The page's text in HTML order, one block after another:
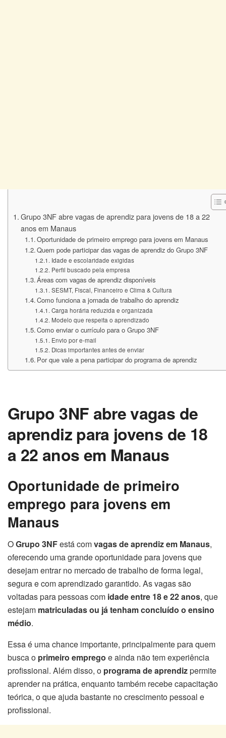
Grupo 3NF abre vagas de aprendiz para jovens de 18 a 22
anos em Manaus
Oportunidade de primeiro emprego para jovens em Manaus
Quem pode participar das vagas de aprendiz do Grupo 3NF
Idade e escolaridade exigidas
Perfil buscado pela empresa
Áreas com vagas de aprendiz disponíveis
SESMT, Fiscal, Financeiro e Clima & Cultura
Como funciona a jornada de trabalho do aprendiz
Carga horária reduzida e organizada
Modelo que respeita o aprendizado
Como enviar o currículo para o Grupo 3NF
Envio por e-mail
Dicas importantes antes de enviar
Por que vale a pena participar do programa de aprendiz
Grupo 3NF abre vagas de
aprendiz para jovens de 18
a 22 anos em Manaus
Oportunidade de primeiro
emprego para jovens em
Manaus
OGrupo 3NFestá comvagas de aprendiz em Manaus,
oferecendo uma grande oportunidade para jovens que
desejam entrar no mercado de trabalho de forma legal,
segura e com aprendizado garantido. As vagas são
voltadas para pessoas com idade entre 18 e 22 anos, que
estejam matriculadas ou já tenham concluído o ensino
médio.
Essa é uma chance importante, principalmente para quem
busca o primeiro emprego e ainda não tem experiência
profissional. Além disso, o programa de aprendizpermite
aprender na prática, enquanto também recebe capacitação
teórica, o que ajuda bastante no crescimento pessoal e
profissional.